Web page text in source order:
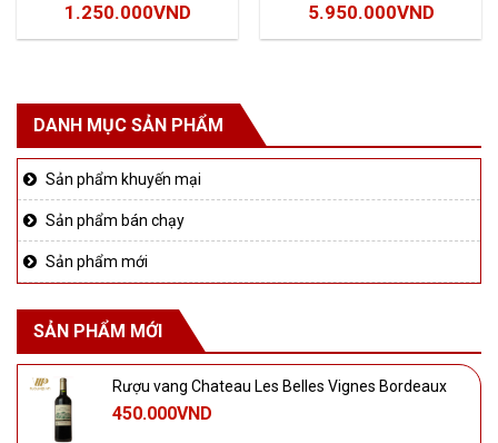
1.250.000VND 5.950.000VND
DANH MỤC SẢN PHẨM
Sản phẩm khuyến mại
Sản phẩm bán chạy
Sản phẩm mới
SẢN PHẨM MỚI
Rượu vang Chateau Les Belles Vignes Bordeaux
450.000VND